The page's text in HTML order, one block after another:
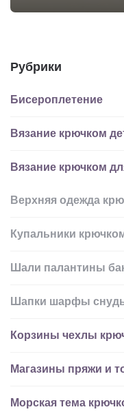
Рубрики
Бисероплетение
Вязание крючком
Вязание крючком
Верхняя одежда
Купальники
Шали палантины
Шапки шарфы
Корзины чехлы
Магазины пряжи и
Морская тема